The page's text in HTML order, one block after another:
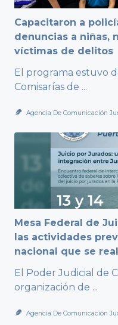
Capacitaron a
denuncias a niñas,
víctimas de delitos
El programa estuvo
Comisarías de ...
Agencia De Comunicación
Mesa Federal de
las actividades
nacional que se
El Poder Judicial de
organización de ...
Agencia De Comunicación